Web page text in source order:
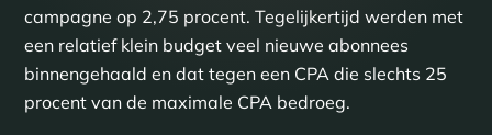
campagne op 2,75 procent. Tegelijkertijd werden met
een relatief klein budget veel nieuwe abonnees
binnengehaald en dat tegen een CPA die slechts 25
procent van de maximale CPA bedroeg.